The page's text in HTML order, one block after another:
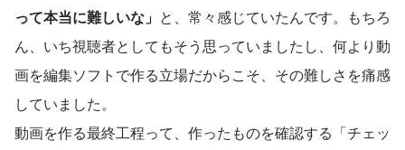
って本当に難しいな」 と、常々感じていたんです。もちろ
ん、いち視聴者としてもそう思っていましたし、何より動
画を編集ソフトで作る立場だからこそ、その難しさを痛感
していました。
動画を作る最終工程って、作ったものを確認する「チェッ